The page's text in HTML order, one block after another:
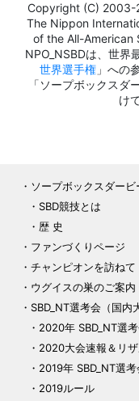
Copyright (C) 2003-
The Nippon
of the All-American
NPO_NSBDは、世界
世界選手権 」への
「ソープボックスダ
け
ソープボックスダービ
SBD競技とは
歴 史
ファンづくりページ
チャンピオンを訪ねて
ウグイスの巣のご案内
SBD_NT選考会（国内
2020年 SBD_NT選
2020大会速報＆リザ
2019年 SBD_NT選考
2019ルール